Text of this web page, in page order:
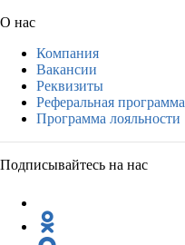
О нас
Компания
Вакансии
Реквизиты
Реферальная программа
Программа лояльности
Подписывайтесь на нас